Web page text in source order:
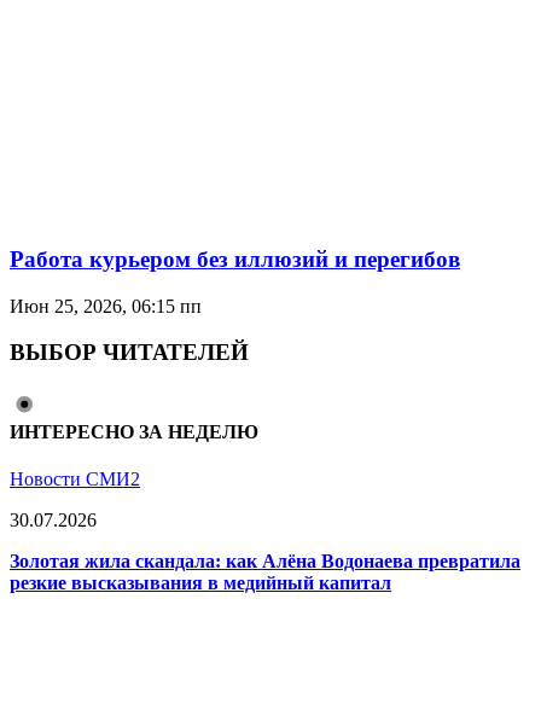
Работа курьером без иллюзий и перегибов
Июн 25, 2026, 06:15 пп
ВЫБОР ЧИТАТЕЛЕЙ
ИНТЕРЕСНО ЗА НЕДЕЛЮ
Новости СМИ2
30.07.2026
Золотая жила скандала: как Алёна Водонаева превратила
резкие высказывания в медийный капитал